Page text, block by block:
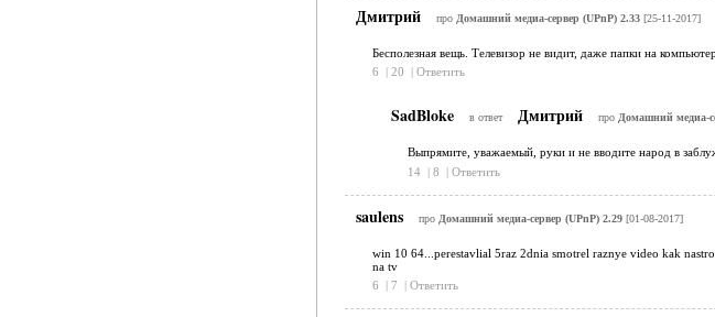
Дмитрий про Домашний медиа-сервер (UPnP) 2.33[25-11-2017]
Бесполезная вещь. Телевизор не видит, даже папки на
6
| 20 | Ответить
SadBloke в ответ Дмитрий про Домашний медиа-
Выпрямите, уважаемый, руки и не вводите народ в
14 | 8 | Ответить
saulens про Домашний медиа-сервер (UPnP) 2.29[01-08-2017]
win 10 64...perestavlial 5raz 2dnia smotrel raznye video kak
na tv
6
| 7 | Ответить